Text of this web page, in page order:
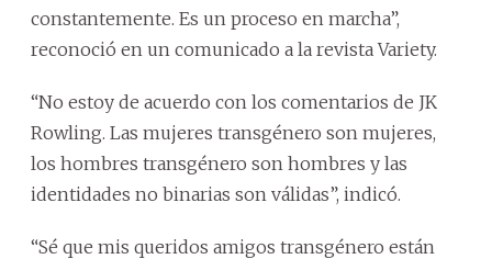
constantemente. Es un proceso en marcha”,
reconoció en un comunicado a la revista Variety.
“No estoy de acuerdo con los comentarios de JK
Rowling. Las mujeres transgénero son mujeres,
los hombres transgénero son hombres y las
identidades no binarias son válidas”, indicó.
“Sé que mis queridos amigos transgénero están